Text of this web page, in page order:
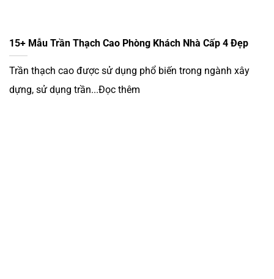
15+ Mẫu Trần Thạch Cao Phòng Khách Nhà Cấp 4 Đẹp
Trần thạch cao được sử dụng phổ biến trong ngành xây
dựng, sử dụng trần...Đọc thêm